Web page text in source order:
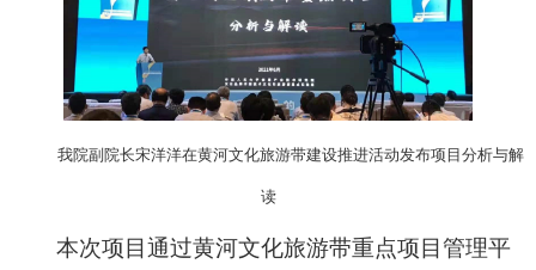
我院副院长宋洋洋在黄河文化旅游带建设推进活动发布项目分析与解
读
本次项目通过黄河文化旅游带重点项目管理平